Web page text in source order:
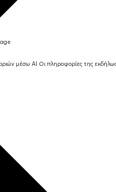
μέσω AI Οι πληροφορίες της